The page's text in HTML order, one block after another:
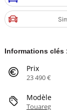
Informations clés
Prix
23 490 €
Modèle
Touareg